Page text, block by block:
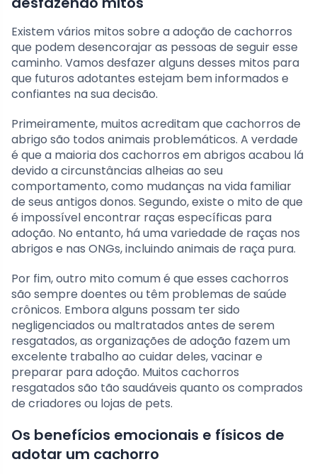
Existem vários mitos sobre a adoção de cachorros
que podem desencorajar as pessoas de seguir esse
caminho. Vamos desfazer alguns desses mitos para
que futuros adotantes estejam bem informados e
confiantes na sua decisão.
Primeiramente, muitos acreditam que cachorros de
abrigo são todos animais problemáticos. A verdade
é que a maioria dos cachorros em abrigos acabou lá
devido a circunstâncias alheias ao seu
comportamento, como mudanças na vida familiar
de seus antigos donos. Segundo, existe o mito de que
é impossível encontrar raças específicas para
adoção. No entanto, há uma variedade de raças nos
abrigos e nas ONGs, incluindo animais de raça pura.
Por fim, outro mito comum é que esses cachorros
são sempre doentes ou têm problemas de saúde
crônicos. Embora alguns possam ter sido
negligenciados ou maltratados antes de serem
resgatados, as organizações de adoção fazem um
excelente trabalho ao cuidar deles, vacinar e
preparar para adoção. Muitos cachorros
resgatados são tão saudáveis quanto os comprados
de criadores ou lojas de pets.
Os benefícios emocionais e físicos de
adotar um cachorro